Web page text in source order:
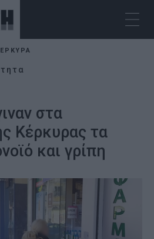
στα
Κέρκυρας τα
και γρίπη